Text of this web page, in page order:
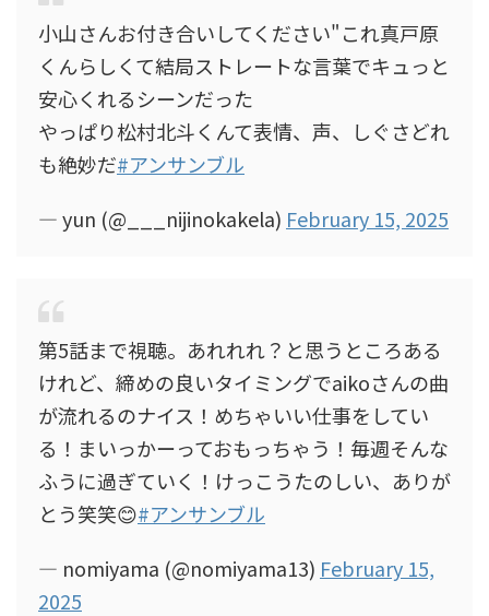
小山さんお付き合いしてください"これ真戸原
くんらしくて結局ストレートな言葉でキュっと
安心くれるシーンだった
やっぱり松村北斗くんて表情、声、しぐさどれ
も絶妙だ#アンサンブル
— yun (@___nijinokakela) February 15, 2025
第5話まで視聴。あれれれ？と思うところある
けれど、締めの良いタイミングでaikoさんの曲
が流れるのナイス！めちゃいい仕事をしてい
る！まいっかーっておもっちゃう！毎週そんな
ふうに過ぎていく！けっこうたのしい、ありが
とう笑笑😊#アンサンブル
— nomiyama (@nomiyama13) February 15,
2025